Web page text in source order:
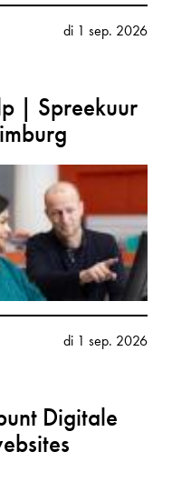
di 1 sep. 2026
| Spreekuur
di 1 sep. 2026
Digitale